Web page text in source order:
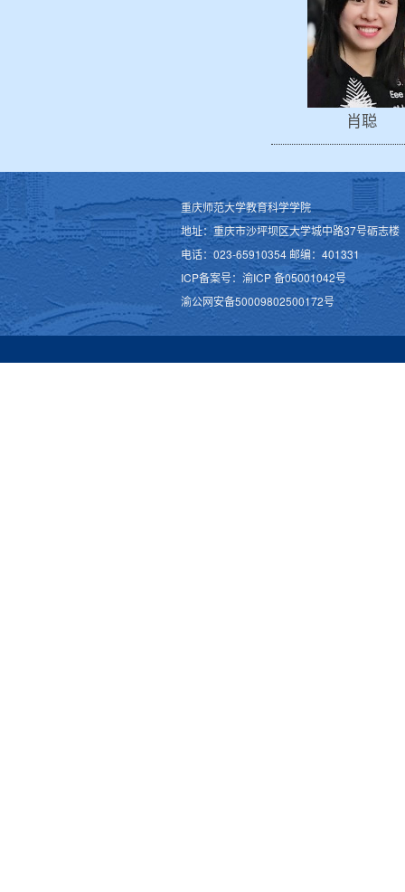
肖聪
重庆师范大学教育科学学院
地址：重庆市沙坪坝区大学城中路37号砺志楼
电话：023-65910354 邮编：401331
ICP备案号：渝ICP 备05001042号
渝公网安备50009802500172号